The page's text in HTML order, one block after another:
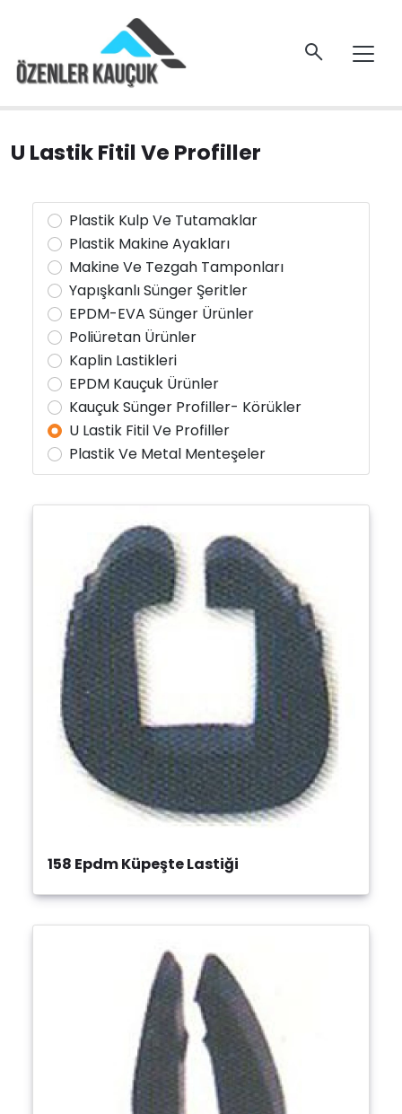
U Lastik Fitil Ve Profiller
Plastik Kulp Ve Tutamaklar
Plastik Makine Ayakları
Makine Ve Tezgah Tamponları
Yapışkanlı Sünger Şeritler
EPDM-EVA Sünger Ürünler
Poliüretan Ürünler
Kaplin Lastikleri
EPDM Kauçuk Ürünler
Kauçuk Sünger Profiller- Körükler
U Lastik Fitil Ve Profiller
Plastik Ve Metal Menteşeler
158 Epdm Küpeşte Lastiği